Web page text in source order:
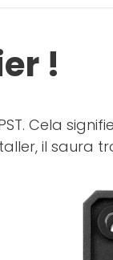
!
Cela
il saura